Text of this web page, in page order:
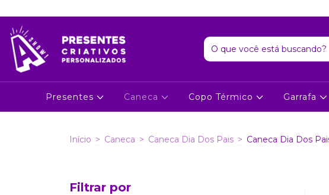
Presentes Caneca Copo Térmico Garrafa
Início > Caneca > Caneca Dia Dos Pais > Caneca Dia Dos
Filtrar por